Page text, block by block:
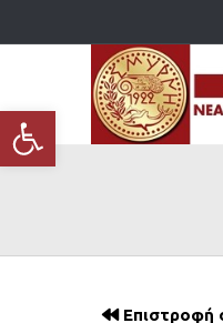
Ανοίξτε τη γραμμή εργαλείων
Επιστροφή